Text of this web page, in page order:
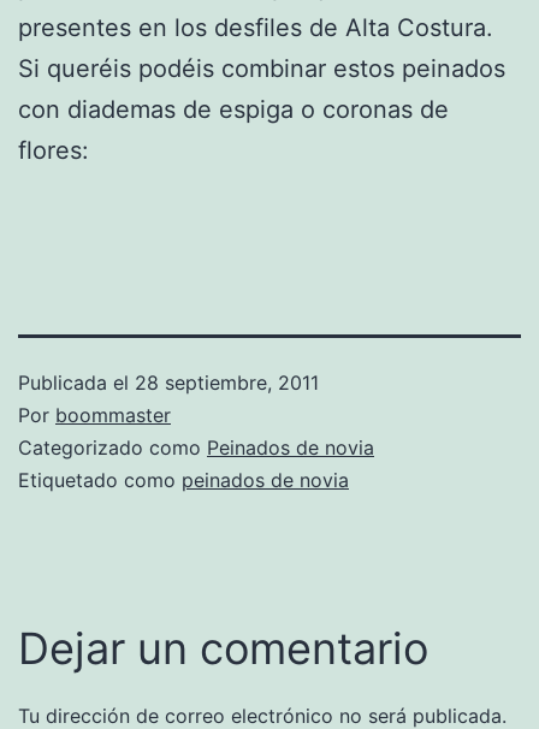
presentes en los desfiles de Alta Costura.
Si queréis podéis combinar estos peinados
con diademas de espiga o coronas de
flores:
Publicada el 28 septiembre, 2011
Por boommaster
Categorizado como Peinados de novia
Etiquetado como peinados de novia
Dejar un comentario
Tu dirección de correo electrónico no será publicada.